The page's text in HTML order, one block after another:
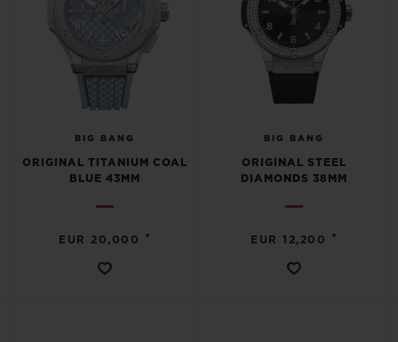
BIG BANG
ORIGINAL TITANIUM COAL
BLUE 43MM
EUR 20,000 •
BIG BANG
ORIGINAL STEEL
DIAMONDS 38MM
EUR 12,200 •